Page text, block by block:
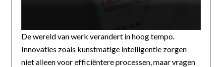
De wereld van werk verandert in hoog tempo.
Innovaties zoals kunstmatige intelligentie zorgen
niet alleen voor efficiëntere processen, maar vragen